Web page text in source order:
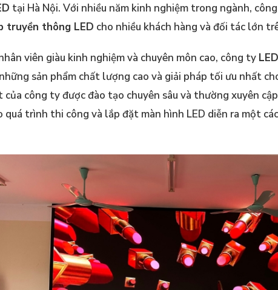
tại Hà Nội. Với nhiều năm kinh nghiệm trong ngành,
truyền thông LED cho nhiều khách hàng và đối tác lớn
viên giàu kinh nghiệm và chuyên môn cao, công ty
sản phẩm chất lượng cao và giải pháp tối ưu nhất
của công ty được đào tạo chuyên sâu và thường xuyên
quá trình thi công và lắp đặt màn hình LED diễn ra một